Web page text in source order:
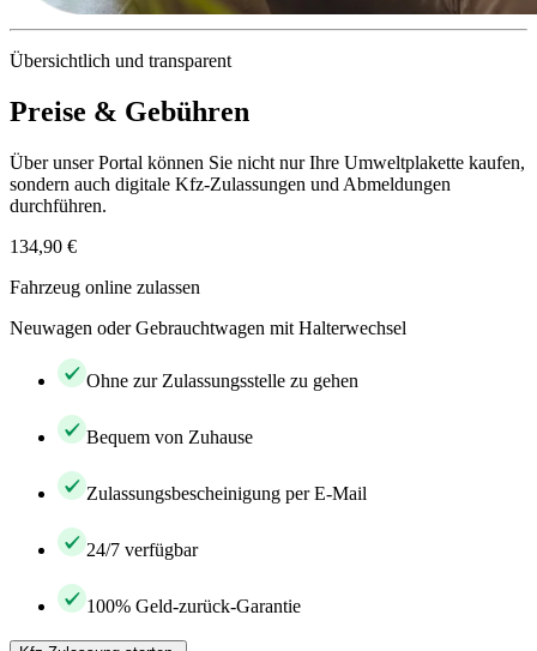
Übersichtlich und transparent
Preise & Gebühren
Über unser Portal können Sie nicht nur Ihre Umweltplakette kaufen,
sondern auch digitale Kfz-Zulassungen und Abmeldungen
durchführen.
134,90 €
Fahrzeug online zulassen
Neuwagen oder Gebrauchtwagen mit Halterwechsel
Ohne zur Zulassungsstelle zu gehen
Bequem von Zuhause
Zulassungsbescheinigung per E-Mail
24/7 verfügbar
100% Geld-zurück-Garantie